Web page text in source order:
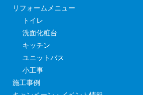
リフォームメニュー
トイレ
洗面化粧台
キッチン
ユニットバス
小工事
施工事例